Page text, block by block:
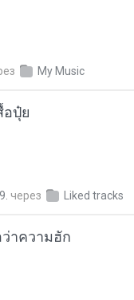
My Music
อปุ๋ย
через Liked tracks
ว่าความฮัก